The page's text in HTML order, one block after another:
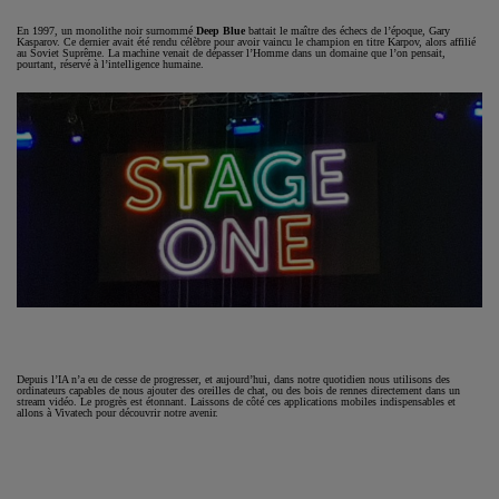
En 1997, un monolithe noir surnommé Deep Blue battait le maître des échecs de l’époque, Gary
Kasparov. Ce dernier avait été rendu célèbre pour avoir vaincu le champion en titre Karpov, alors affilié
au Soviet Suprême. La machine venait de dépasser l’Homme dans un domaine que l’on pensait,
pourtant, réservé à l’intelligence humaine.
Depuis l’IA n’a eu de cesse de progresser, et aujourd’hui, dans notre quotidien nous utilisons des
ordinateurs capables de nous ajouter des oreilles de chat, ou des bois de rennes directement dans un
stream vidéo. Le progrès est étonnant. Laissons de côté ces applications mobiles indispensables et
allons à Vivatech pour découvrir notre avenir.